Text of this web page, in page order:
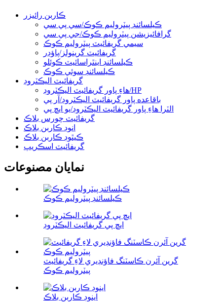
ڪاربن رائيزر
ڪيلسائنڊ پيٽروليم ڪوڪ/سي پي سي
گرافائيزيشن پيٽروليم ڪوڪ/جي پي سي
سيمي گريفائيٽ پيٽروليم ڪوڪ
گريفائيٽ گرينولز/پاؤڊر
ڪيلسائنڊ اينٿراسائيٽ ڪوئلو
ڪيلسائنڊ سوئي ڪوڪ
گريفائيٽ اليڪٽروڊ
هاءِ پاور گريفائيٽ اليڪٽروڊ/HP
باقاعده پاور گريفائيٽ اليڪٽروڊ/آر پي
الٽرا هاءِ پاور گريفائيٽ اليڪٽروڊ/يو ايڇ پي
گريفائيٽ چورس بلاڪ
انوڊ ڪاربن بلاڪ
ڪيٿوڊ ڪاربن بلاڪ
گريفائيٽ اسڪريپ
نمايان مصنوعات
ڪيلسائنڊ پيٽروليم ڪوڪ
ايڇ پي گريفائيٽ اليڪٽروڊ
گرين آئرن ڪاسٽنگ فاؤنڊيري لاءِ گريفائيٽ
پيٽروليم ڪوڪ
اينوڊ ڪاربن بلاڪ